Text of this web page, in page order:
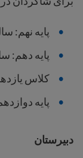
پایه نهم:
پایه دهم:
کلاس
پایه
دبیرستان